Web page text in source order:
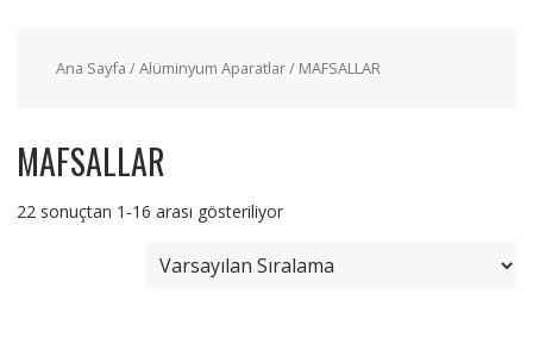
Ana Sayfa /Alüminyum Aparatlar/ MAFSALLAR
MAFSALLAR
22 sonuçtan 1-16 arası gösteriliyor